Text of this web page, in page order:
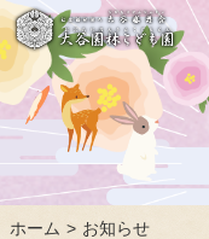
ホーム お知らせ